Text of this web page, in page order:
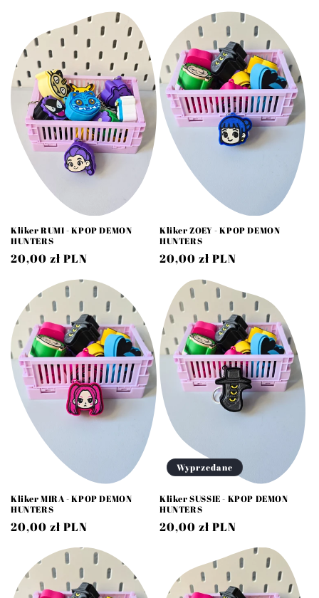
Kliker RUMI - KPOP DEMON
HUNTERS
Cena
20,00 zł PLN
Kliker ZOEY - KPOP DEMON
HUNTERS
Cena
regularna
20,00 zł PLN
Kliker MIRA - KPOP DEMON
HUNTERS
Cena
20,00 zł PLN
Wyprzedane
Kliker SUSSIE - KPOP DEMON
HUNTERS
Cena
20,00 zł PLN